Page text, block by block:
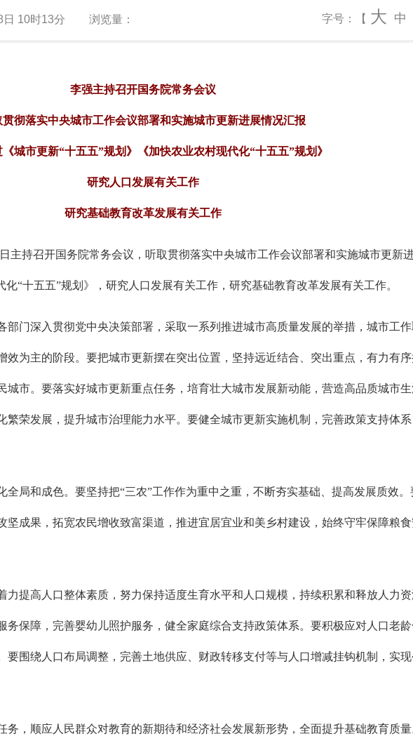
10时13分 浏览量： 字号：【 大 中
李强主持召开国务院常务会议
贯彻落实中央城市工作会议部署和实施城市更新进展情况汇报
城市更新“十五五”规划》《加快农业农村现代化“十五五”规划》
研究人口发展有关工作
研究基础教育改革发展有关工作
主持召开国务院常务会议，听取贯彻落实中央城市工作会议部署和实施城市更新
“十五五”规划》，研究人口发展有关工作，研究基础教育改革发展有关工作。
门深入贯彻党中央决策部署，采取一系列推进城市高质量发展的举措，城市工
为主的阶段。要把城市更新摆在突出位置，坚持远近结合、突出重点，有力有
城市。要落实好城市更新重点任务，培育壮大城市发展新动能，营造高品质城市
荣发展，提升城市治理能力水平。要健全城市更新实施机制，完善政策支持体
局和成色。要坚持把“三农”工作作为重中之重，不断夯实基础、提高发展质效。
成果，拓宽农民增收致富渠道，推进宜居宜业和美乡村建设，始终守牢保障粮
力提高人口整体素质，努力保持适度生育水平和人口规模，持续积累和释放人力
保障，完善婴幼儿照护服务，健全家庭综合支持政策体系。要积极应对人口老
要围绕人口布局调整，完善土地供应、财政转移支付等与人口增减挂钩机制，实
务，顺应人民群众对教育的新期待和经济社会发展新形势，全面提升基础教育质